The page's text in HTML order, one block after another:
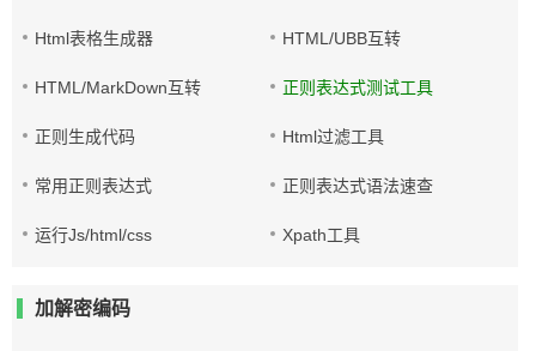
Html表格生成器 HTML/UBB互转
HTML/MarkDown互转 正则表达式测试工具
正则生成代码 Html过滤工具
常用正则表达式 正则表达式语法速查
运行Js/html/css Xpath工具
加解密编码